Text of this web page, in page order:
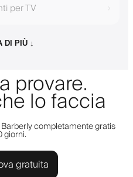
per TV ›
DI PIÙ ↓
provare.
lo faccia
completamente gratis
giorni.
gratuita